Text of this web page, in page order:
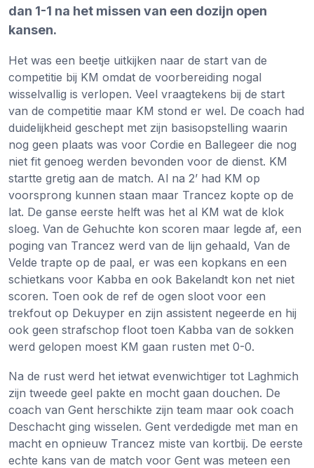
dan 1-1 na het missen van een dozijn open
kansen.
Het was een beetje uitkijken naar de start van de
competitie bij KM omdat de voorbereiding nogal
wisselvallig is verlopen. Veel vraagtekens bij de start
van de competitie maar KM stond er wel. De coach had
duidelijkheid geschept met zijn basisopstelling waarin
nog geen plaats was voor Cordie en Ballegeer die nog
niet fit genoeg werden bevonden voor de dienst. KM
startte gretig aan de match. Al na 2’ had KM op
voorsprong kunnen staan maar Trancez kopte op de
lat. De ganse eerste helft was het al KM wat de klok
sloeg. Van de Gehuchte kon scoren maar legde af, een
poging van Trancez werd van de lijn gehaald, Van de
Velde trapte op de paal, er was een kopkans en een
schietkans voor Kabba en ook Bakelandt kon net niet
scoren. Toen ook de ref de ogen sloot voor een
trekfout op Dekuyper en zijn assistent negeerde en hij
ook geen strafschop floot toen Kabba van de sokken
werd gelopen moest KM gaan rusten met 0-0.
Na de rust werd het ietwat evenwichtiger tot Laghmich
zijn tweede geel pakte en mocht gaan douchen. De
coach van Gent herschikte zijn team maar ook coach
Deschacht ging wisselen. Gent verdedigde met man en
macht en opnieuw Trancez miste van kortbij. De eerste
echte kans van de match voor Gent was meteen een